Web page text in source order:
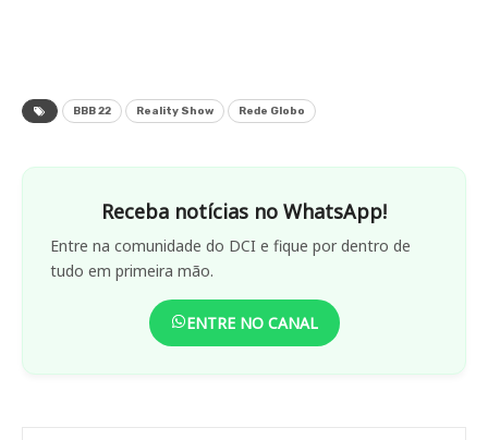
BBB 22 Reality Show Rede Globo
Receba notícias no WhatsApp!
Entre na comunidade do DCI e fique por dentro de
tudo em primeira mão.
ENTRE NO CANAL